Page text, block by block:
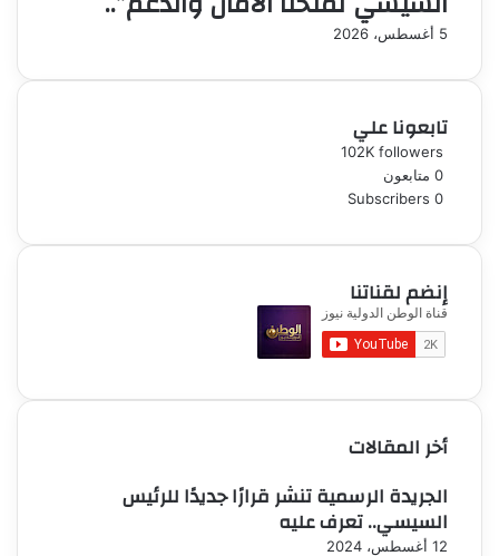
5 أغسطس، 2026
تابعونا علي
102K followers
0 متابعون
0
Subscribers
إنضم لقناتنا
أخر المقالات
الجريدة الرسمية تنشر قرارًا جديدًا للرئيس
السيسي.. تعرف عليه
12 أغسطس، 2024